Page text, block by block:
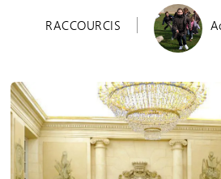
RACCOURCIS